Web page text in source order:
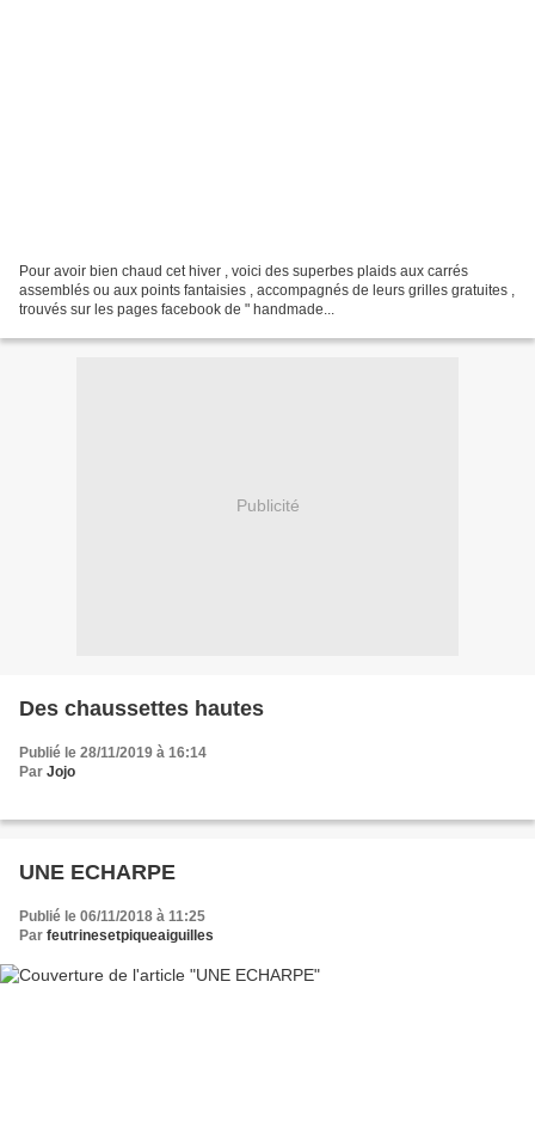
Pour avoir bien chaud cet hiver , voici des superbes plaids aux carrés
assemblés ou aux points fantaisies , accompagnés de leurs grilles gratuites ,
trouvés sur les pages facebook de " handmade...
Publicité
Des chaussettes hautes
Publié le 28/11/2019 à 16:14
Par Jojo
UNE ECHARPE
Publié le 06/11/2018 à 11:25
Par feutrinesetpiqueaiguilles